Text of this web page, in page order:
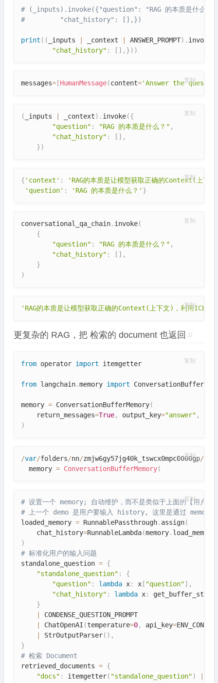
# (_inputs).invoke({"question": "RAG 的本质是什么？
#         "chat_history": [],})
print ( ( _inputs | _context | ANSWER_PROMPT) . invoke
"chat_history" : [ ] , }) )
messages= [HumanMessage(content='Answer the question
复制
( _inputs _context) . invoke({
"question" : "RAG 的本质是什么？" ,
"chat_history" : [ ] ,
})
复制
{ 'context' :
'RAG的本质是让模型获取正确的Context(上下
'question' : 'RAG 的本质是什么？' }
复制
conversational_qa_chain. invoke(
{
"question" : "RAG 的本质是什么？" ,
"chat_history" : [ ] ,
}
)
复制
'RAG的本质是让模型获取正确的Context(上下文)，利用
复制
更复杂的 RAG，把 检索的 document 也返回 #
from operator import itemgetter
from langchain.memory import
memory = ConversationBufferMemory(
    return_messages
=True, output_key="answer" ,
)
复制
/var/folders/nn/zmjw6gy57jg40k_tswcx0mpc0000gp/
  memory
= ConversationBufferMemory(
复制
# 设置一个 memory; 自动维护，而不是类似于上面的【用户
# 上一个 demo 是用户要输入 history, 这里是通过 memory
loaded_memory = RunnablePassthrough. assign(
    chat_history
=RunnableLambda(memory.
)
# 标准化用户的输入问题
standalone_question = {
"standalone_question" :
{
"question" : lambda x: x[ "question"] ,
"chat_history" : lambda x:
}
|
CONDENSE_QUESTION_PROMPT
|
ChatOpenAI (temperature=0, api_key=ENV_CONFIG
|
StrOutputParser( ) ,
}
# 检索 Document
retrieved_documents = {
"docs" : itemgetter( "standalone_question") |
复制